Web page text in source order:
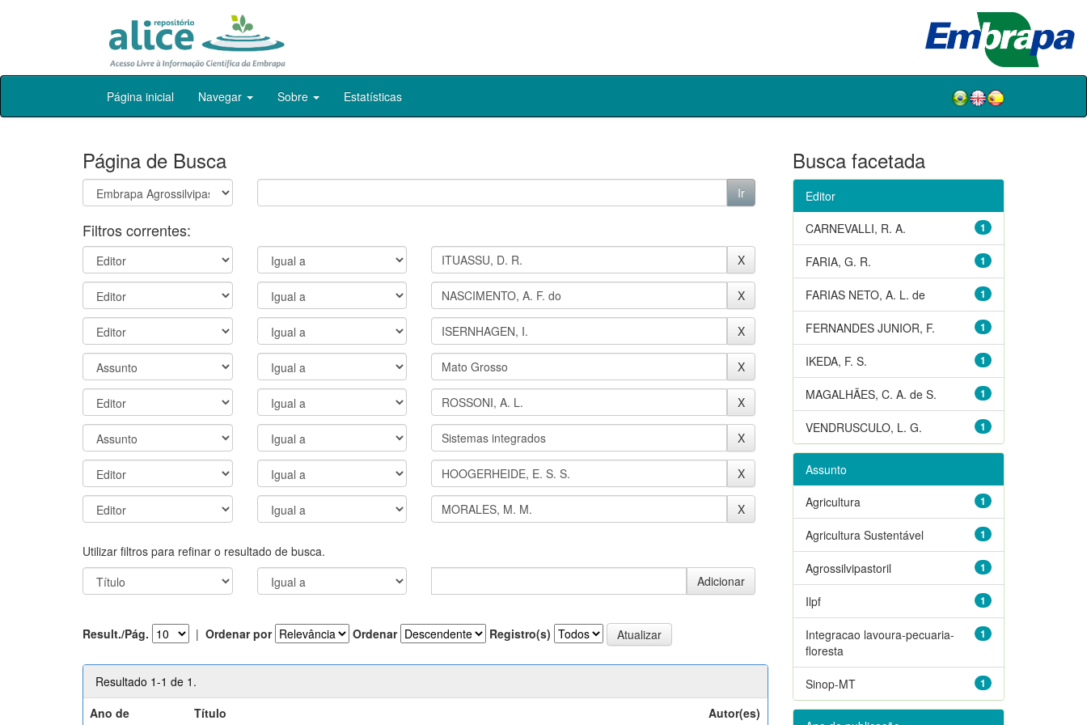
Skip
Página inicial Navegar Sobre Estatísticas
Página de Busca
Filtros correntes:
Utilizar filtros para refinar o resultado de busca.
Result./Pág. | Ordenar por Ordenar Registro(s)
Resultado 1-1 de 1.
Ano de
Título Autor(es)
Busca facetada
Editor
1
CARNEVALLI, R. A.
1
FARIA, G. R.
1
FARIAS NETO, A. L. de
1
FERNANDES JUNIOR, F.
1
IKEDA, F. S.
1
MAGALHÃES, C. A. de S.
1
VENDRUSCULO, L. G.
Assunto
1
Agricultura
1
Agricultura Sustentável
1
Agrossilvipastoril
1
Ilpf
1
Integracao lavoura-pecuaria-
floresta
1
Sinop-MT